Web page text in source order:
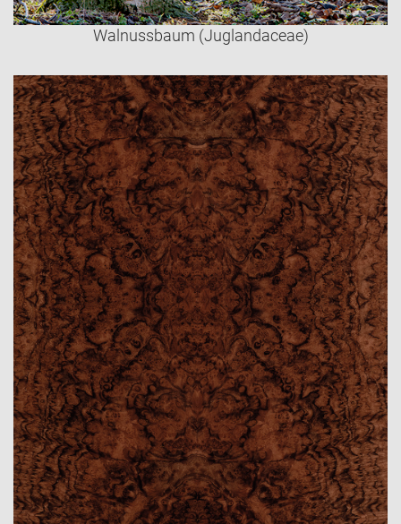
Walnussbaum (Juglandaceae)